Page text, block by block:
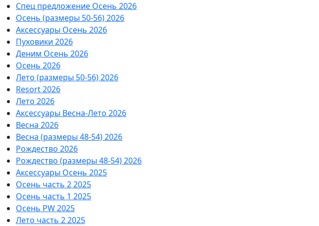
Спец предложение Осень 2026
Осень (размеры 50-56) 2026
Аксессуары Осень 2026
Пуховики 2026
Деним Осень 2026
Осень 2026
Лето (размеры 50-56) 2026
Resort 2026
Лето 2026
Аксессуары Весна-Лето 2026
Весна 2026
Весна (размеры 48-54) 2026
Рождество 2026
Рождество (размеры 48-54) 2026
Аксессуары Осень 2025
Осень часть 2 2025
Осень часть 1 2025
Осень PW 2025
Лето часть 2 2025